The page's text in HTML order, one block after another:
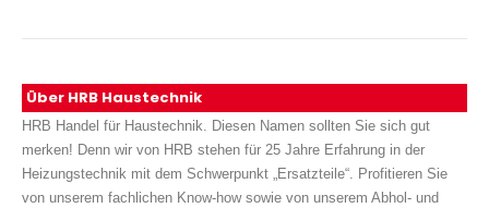
Über HRB Haustechnik
HRB Handel für Haustechnik. Diesen Namen sollten Sie sich gut
merken! Denn wir von HRB stehen für 25 Jahre Erfahrung in der
Heizungstechnik mit dem Schwerpunkt „Ersatzteile“. Profitieren Sie
von unserem fachlichen Know-how sowie von unserem Abhol- und